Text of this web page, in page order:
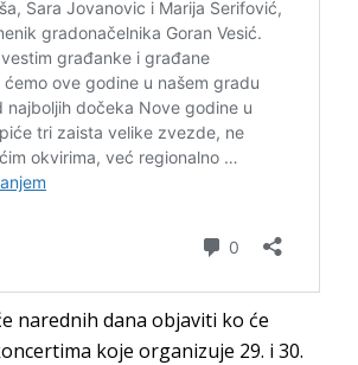
narednih dana objaviti ko će
koje organizuje 29. i 30.